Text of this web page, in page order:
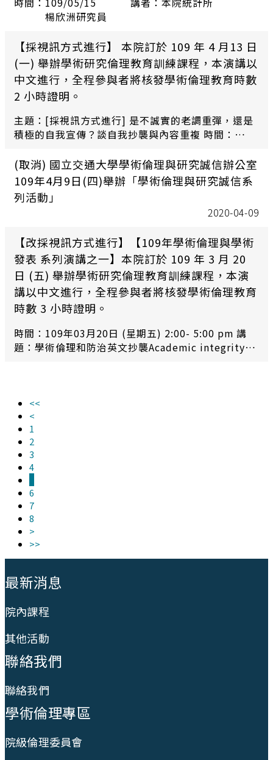
楊欣洲研究員
【採視訊方式進行】 本院訂於 109 年 4 月13 日
(一) 舉辦學術研究倫理教育訓練課程，本演講以
中文進行，全程參與者將核發學術倫理教育時數
2 小時證明。
主題：[採視訊方式進行] 是不誠實的老調重彈，還是
積極的自我宣傳？談自我抄襲與內容重複 時間：
人文社會科學中心助理研究學者 甘偵蓉
(取消) 國立交通大學學術倫理與研究誠信辦公室
109年4月9日(四)舉辦「學術倫理與研究誠信系
列活動」
2020-04-09
【改採視訊方式進行】【109年學術倫理與學術
發表 系列演講之一】本院訂於 109 年 3 月 20
日 (五) 舉辦學術研究倫理教育訓練課程，本演
講以中文進行，全程參與者將核發學術倫理教育
時數 3 小時證明。
時間：109年03月20日 (星期五) 2:00- 5:00 pm 講
題：學術倫理和防治英文抄襲Academic integrity
<<
<
1
2
3
4
6
7
8
>
>>
最新消息
院內課程
其他活動
聯絡我們
聯絡我們
學術倫理專區
院級倫理委員會